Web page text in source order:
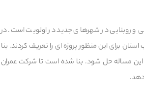
روبنایی در شهرهای جدید در اولویت است‌. در
برای این منظور پروژه ای را تعریف کردند. بنا
این مساله حل شود. بنا شده است تا شرکت عمران